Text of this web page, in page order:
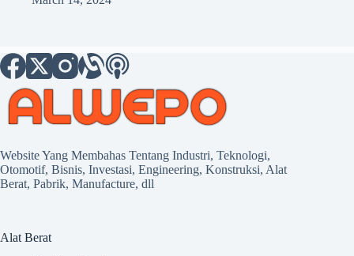
Website Yang Membahas Tentang Industri, Teknologi,
Otomotif, Bisnis, Investasi, Engineering, Konstruksi, Alat
Berat, Pabrik, Manufacture, dll
Alat Berat